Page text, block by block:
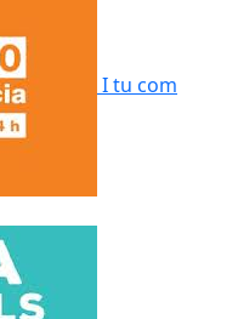
I tu com